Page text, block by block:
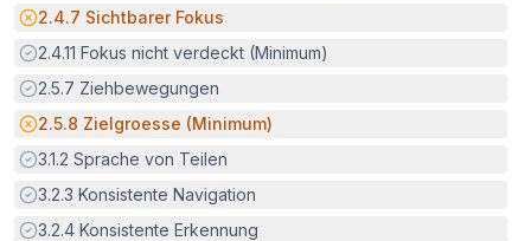
Potenzielle Barriere:
2.4.7 Sichtbarer Fokus
Erfüllt:
2.4.11 Fokus nicht verdeckt (Minimum)
Erfüllt:
2.5.7 Ziehbewegungen
Potenzielle Barriere:
2.5.8 Zielgroesse (Minimum)
Erfüllt:
3.1.2 Sprache von Teilen
Erfüllt:
3.2.3 Konsistente Navigation
Erfüllt:
3.2.4 Konsistente Erkennung